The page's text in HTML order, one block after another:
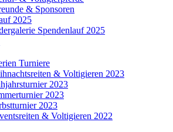
& Sponsoren
2025
Spendenlauf 2025
Turniere
& Voltigieren 2023
2023
2023
2023
& Voltigieren 2022